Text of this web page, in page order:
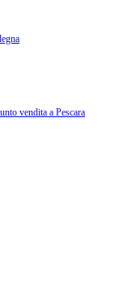
vendita a Pescara